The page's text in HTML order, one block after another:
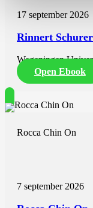
17 september 2026
Rinnert Schurer
Wageningen
Open Ebook
Rocca Chin On
7 september 2026